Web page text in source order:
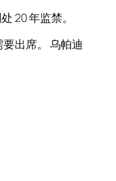
20 年监禁。
出席。 乌帕迪